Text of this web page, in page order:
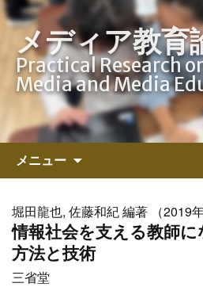
メディア教育
Practical Research
Media and Media
メニュー
ン
ツ
へ
ス
堀田龍也, 佐藤和紀 編著 （2019年
情報社会を支える教師
方法と技術
三省堂